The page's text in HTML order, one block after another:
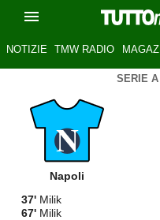
NOTIZIE TMW RADIO
SERIE A
Napoli
37' Milik
67' Milik